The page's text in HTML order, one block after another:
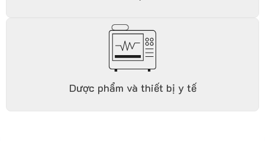
Dược phẩm và thiết bị y tế